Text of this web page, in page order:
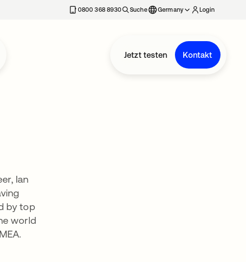
0800 368 8930 Suche Germany Login
Jetzt testen Kontakt
Ian
by top
world